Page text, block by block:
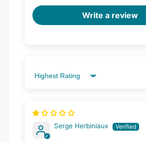
Write a review
Sort by
Serge Herbiniaux